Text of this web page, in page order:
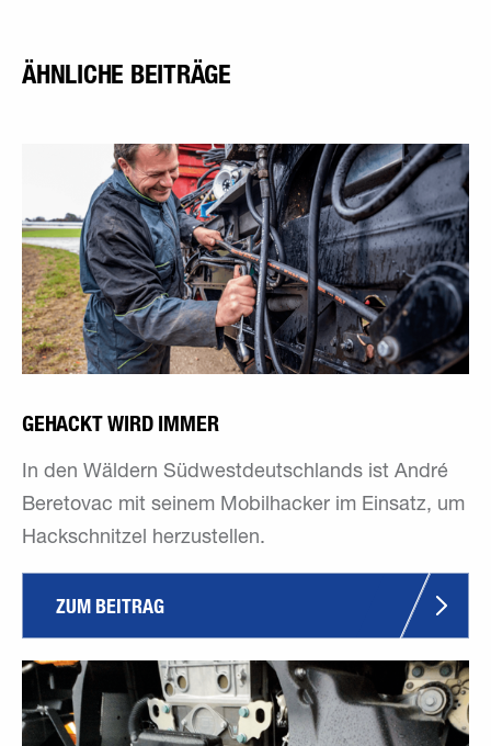
ÄHNLICHE BEITRÄGE
GEHACKT WIRD IMMER
In den Wäldern Südwestdeutschlands ist André
Beretovac mit seinem Mobilhacker im Einsatz, um
Hackschnitzel herzustellen.
ZUM BEITRAG